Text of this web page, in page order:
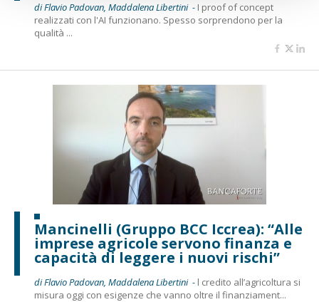
di Flavio Padovan, Maddalena Libertini - I proof of concept
realizzati con l'AI funzionano. Spesso sorprendono per la
qualità ...
Mancinelli (Gruppo BCC Iccrea): “Alle
imprese agricole servono finanza e
capacità di leggere i nuovi rischi”
di Flavio Padovan, Maddalena Libertini - l credito all’agricoltura si
misura oggi con esigenze che vanno oltre il finanziament...